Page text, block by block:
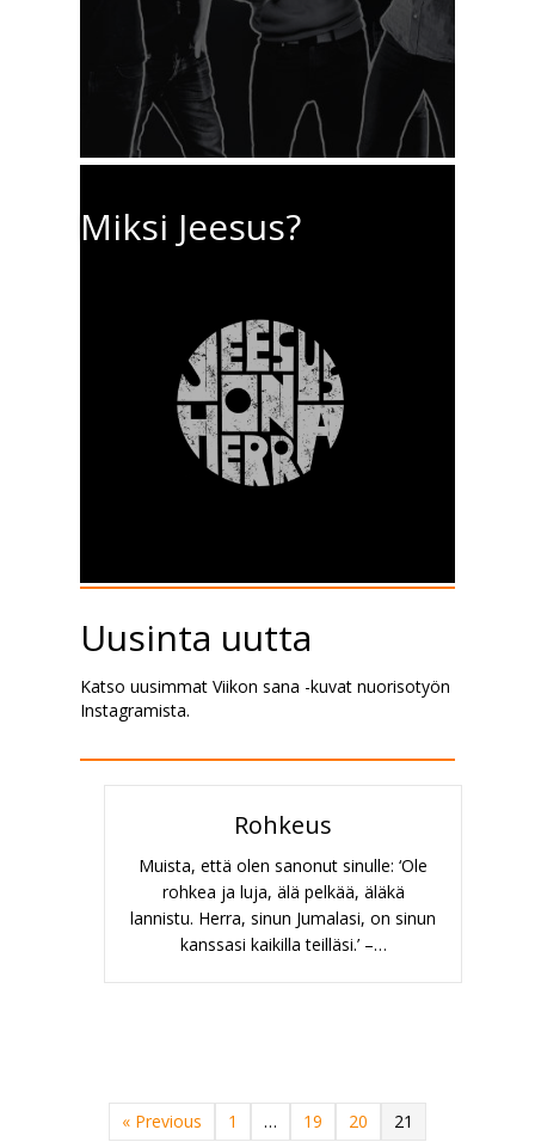
Miksi Jeesus?
Uusinta uutta
Katso uusimmat Viikon sana -kuvat nuorisotyön
Instagramista.
Rohkeus
Muista, että olen sanonut sinulle: ‘Ole
rohkea ja luja, älä pelkää, äläkä
lannistu. Herra, sinun Jumalasi, on sinun
kanssasi kaikilla teilläsi.’ –…
« Previous 1 … 19 20 21